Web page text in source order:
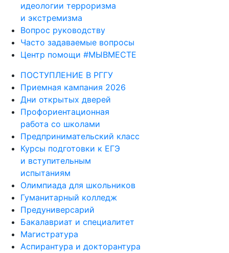
идеологии терроризма
и экстремизма
Вопрос руководству
Часто задаваемые вопросы
Центр помощи #МЫВМЕСТЕ
ПОСТУПЛЕНИЕ В РГГУ
Приемная кампания 2026
Дни открытых дверей
Профориентационная
работа со школами
Предпринимательский класс
Курсы подготовки к ЕГЭ
и вступительным
испытаниям
Олимпиада для школьников
Гуманитарный колледж
Предуниверсарий
Бакалавриат и специалитет
Магистратура
Аспирантура и докторантура